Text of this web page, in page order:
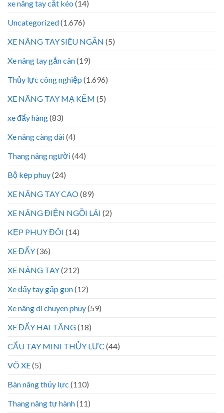
xe nâng tay cắt kéo (14)
Uncategorized(1.676)
XE NÂNG TAY SIÊU NGẮN (5)
Xe nâng tay gắn cân(19)
Thủy lực công nghiệp (1.696)
XE NÂNG TAY MẠ KẼM (5)
xe đẩy hàng(83)
Xe nâng càng dài(4)
Thang nâng người(44)
Bộ kẹp phuy(24)
XE NÂNG TAY CAO(89)
XE NÂNG ĐIỆN NGỒI LÁI (2)
KẸP PHUY ĐÔI (14)
XE ĐẨY(36)
XE NÂNG TAY(212)
Xe đẩy tay gấp gọn(12)
Xe nâng di chuyen phuy(59)
XE ĐẨY HAI TẦNG(18)
CẨU TAY MINI THỦY LỰC (44)
VÕ XE(5)
Bàn nâng thủy lực (110)
Thang nâng tự hành(11)